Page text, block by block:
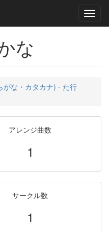
な
がな・カタカナ) - た行
アレンジ曲数
1
サークル数
1